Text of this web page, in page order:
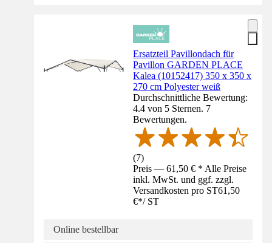
Ersatzteil Pavillondach für
Pavillon GARDEN PLACE
Kalea (10152417) 350 x 350 x
270 cm Polyester weiß
Durchschnittliche Bewertung:
4.4 von 5 Sternen. 7
Bewertungen.
(7)
Preis — 61,50 € * Alle Preise
inkl. MwSt. und ggf. zzgl.
Versandkosten pro ST61,50
€*/ ST
Online bestellbar